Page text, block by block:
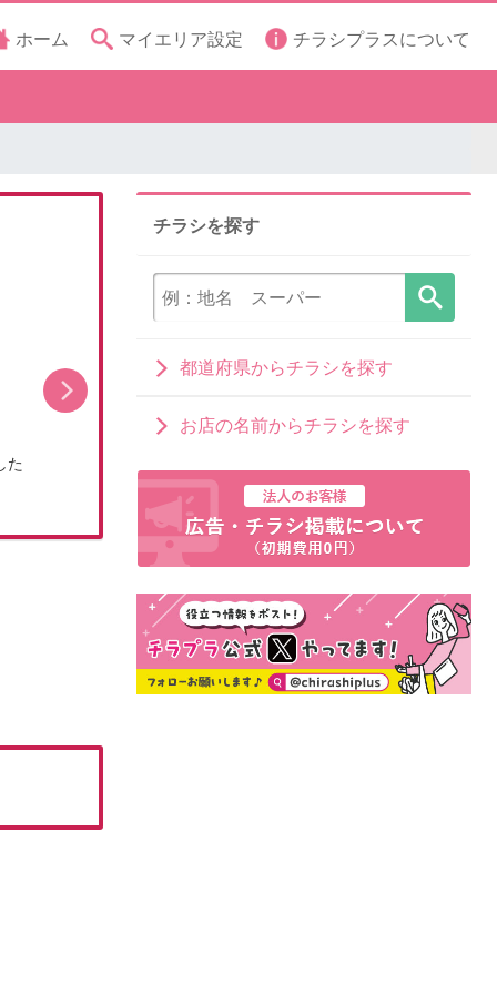
ホーム マイエリア設定 チラシプラスについて
た
チラシを探す
都道府県からチラシを探す
お店の名前からチラシを探す